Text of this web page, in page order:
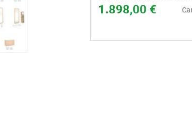
1.898,00 €